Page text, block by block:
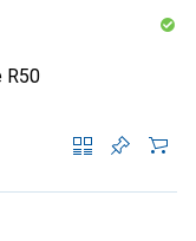
R50